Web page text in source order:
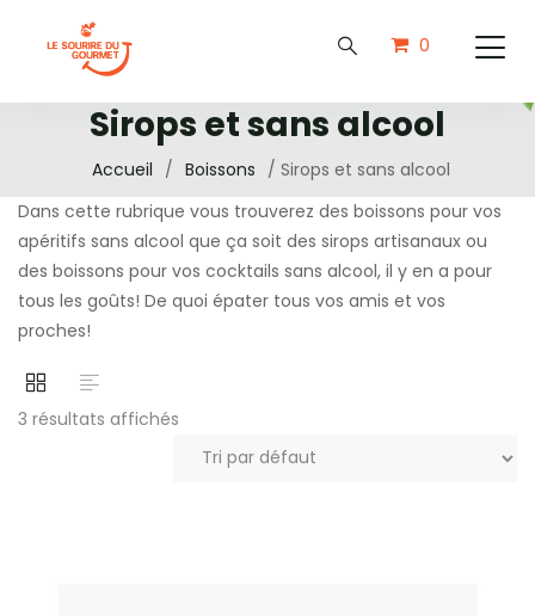
0
Sirops et sans alcool
Accueil / Boissons / Sirops et sans alcool
Dans cette rubrique vous trouverez des boissons pour vos
apéritifs sans alcool que ça soit des sirops artisanaux ou
des boissons pour vos cocktails sans alcool, il y en a pour
tous les goûts! De quoi épater tous vos amis et vos
proches!
3 résultats affichés